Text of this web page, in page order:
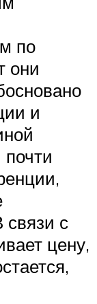
по
они
и
связи с
цену,